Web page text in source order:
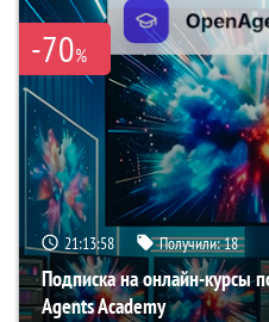
-70%
21:13:57 Получили:18
Подписка на онлайн-курсы
Agents Academy